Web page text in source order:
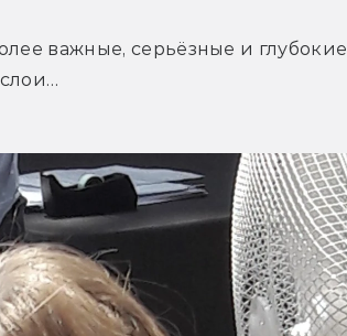
важные, серьёзные и глубокие